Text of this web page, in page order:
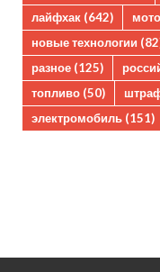
лайфхак (642)
новые технологии
разное (125)
топливо (50)
электромобиль (151)